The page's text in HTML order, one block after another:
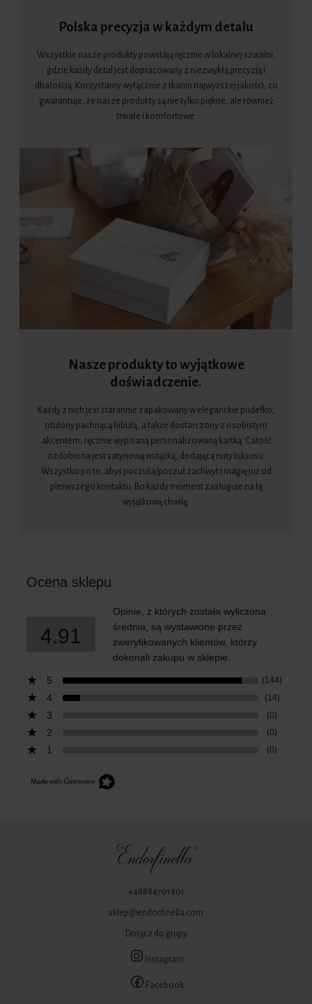
Polska precyzja w każdym detalu
Wszystkie nasze produkty powstają ręcznie w lokalnej szwalni,
gdzie każdy detal jest dopracowany z niezwykłą precyzją i
dbałością. Korzystamy wyłącznie z tkanin najwyższej jakości, co
gwarantuje, że nasze produkty są nie tylko piękne, ale również
trwałe i komfortowe.
Nasze produkty to wyjątkowe
doświadczenie.
Każdy z nich jest starannie zapakowany w eleganckie pudełko,
otulony pachnącą bibułą, a także dostarczony z osobistym
akcentem, ręcznie wypisaną personalizowaną kartką. Całość
ozdobiona jest satynową wstążką, dodającą nuty luksusu.
Wszystko po to, abyś poczuła/poczuł zachwyt i magię już od
pierwszego kontaktu. Bo każdy moment zasługuje na tę
wyjątkową chwilę.
Ocena sklepu
4.91
Opinie, z których została wyliczona
średnia, są wystawione przez
zweryfikowanych klientów, którzy
dokonali zakupu w sklepie.
5 (144)
4 (14)
3 (0)
2 (0)
1 (0)
+48884701801
sklep@endorfinella.com
Dołącz do grupy
Instagram
Facebook